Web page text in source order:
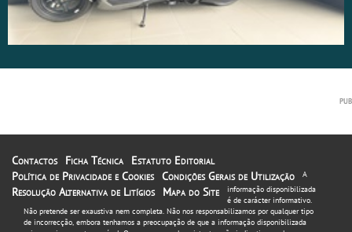
Contactos Ficha Técnica
Estatuto Editorial
Política de Privacidade e Cookies Condições Gerais de Utilização
Resolução Alternativa de Litígios
Mapa do Site
A
informação disponibilizada
é de carácter informativo.
Não pretende ser exaustiva nem completa. Não nos responsabilizamos por qualquer tipo
de incorrecção, embora tenhamos a preocupação de que a informação disponibilizada